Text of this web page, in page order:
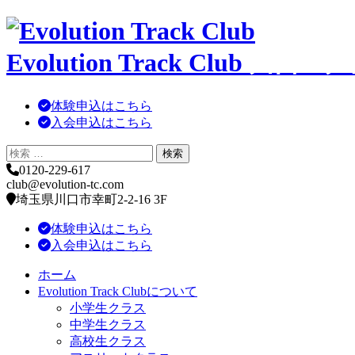
コ
テ
ン
Evolution Track Club
体験申込はこちら
入会申込はこちら
0120-229-617
club@evolution-tc.com
埼玉県川口市幸町2-2-16 3F
体験申込はこちら
入会申込はこちら
ホーム
Evolution Track Clubについて
小学生クラス
中学生クラス
高校生クラス